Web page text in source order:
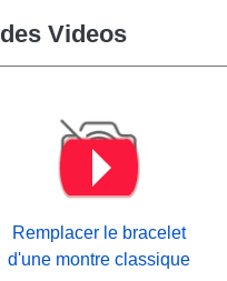
Videos
Remplacer le bracelet
d'une montre classique